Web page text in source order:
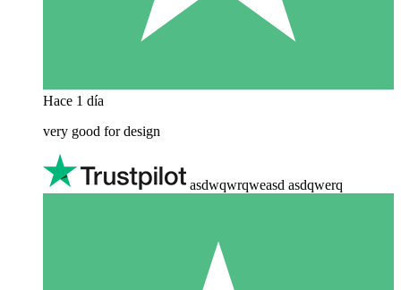
Hace 1 día
very good for design
asdwqwrqweasd asdqwerq